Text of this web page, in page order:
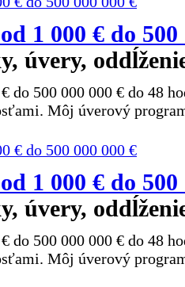
1 000 € do 500
úvery,
do 500 000 000 € do 48
Môj úverový
1 000 € do 500
úvery,
do 500 000 000 € do 48
Môj úverový